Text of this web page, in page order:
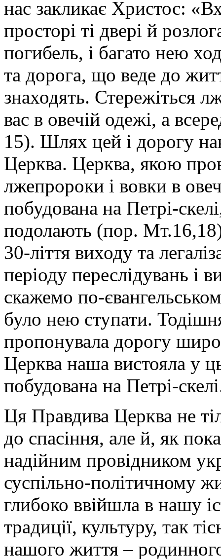
нас закликає Христос:
просторі ті двері й
погибель, і багато нею
та дорога, що веде до
знаходять. Стережіться
вас в овечій одежі, а
15). Шлях цей і дорогу
Церква. Церква, якою
лжепророки і вовки в
побудована на Петрі-
подолають (пор.
30-ліття виходу та
періоду переслідувань і
скажемо по-
було нею ступати.
пропонувала дорогу
Церква наша вистояла у
побудована на Петрі-
Ця Правдива Церква не
до спасіння, але й, як
надійним провідником
суспільно-політичному
глибоко ввійшла в нашу
традиції, культуру, так
нашого життя –